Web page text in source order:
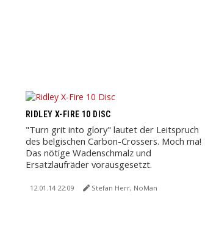
RIDLEY X-FIRE 10 DISC
"Turn grit into glory" lautet der Leitspruch
des belgischen Carbon-Crossers. Moch ma!
Das nötige Wadenschmalz und
Ersatzlaufräder vorausgesetzt.
12.01.14 22:09 Stefan Herr, NoMan